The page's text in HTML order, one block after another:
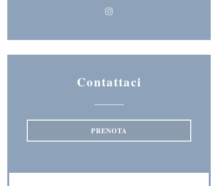
Instagram ((apre una nuova
Contattaci
PRENOTA